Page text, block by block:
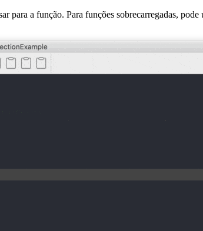
para a função. Para funções sobrecarregadas,